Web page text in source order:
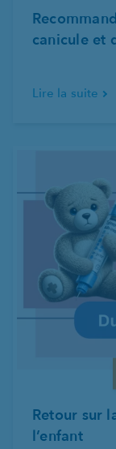
canicule et
Lire la suite
Retour sur
l’enfant